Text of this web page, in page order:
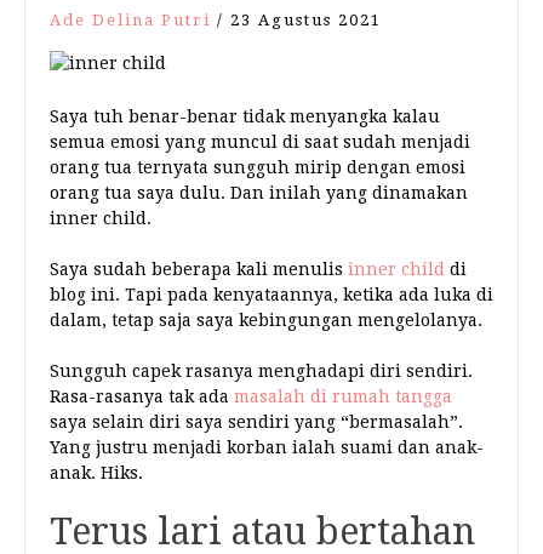
Ade Delina Putri / 23 Agustus 2021
Saya tuh benar-benar tidak menyangka kalau
semua emosi yang muncul di saat sudah menjadi
orang tua ternyata sungguh mirip dengan emosi
orang tua saya dulu. Dan inilah yang dinamakan
inner child.
Saya sudah beberapa kali menulis inner child di
blog ini. Tapi pada kenyataannya, ketika ada luka di
dalam, tetap saja saya kebingungan mengelolanya.
Sungguh capek rasanya menghadapi diri sendiri.
Rasa-rasanya tak ada masalah di rumah tangga
saya selain diri saya sendiri yang “bermasalah”.
Yang justru menjadi korban ialah suami dan anak-
anak. Hiks.
Terus lari atau bertahan